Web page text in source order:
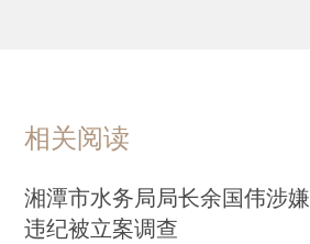
相关阅读
湘潭市水务局局长余国伟涉嫌
违纪被立案调查